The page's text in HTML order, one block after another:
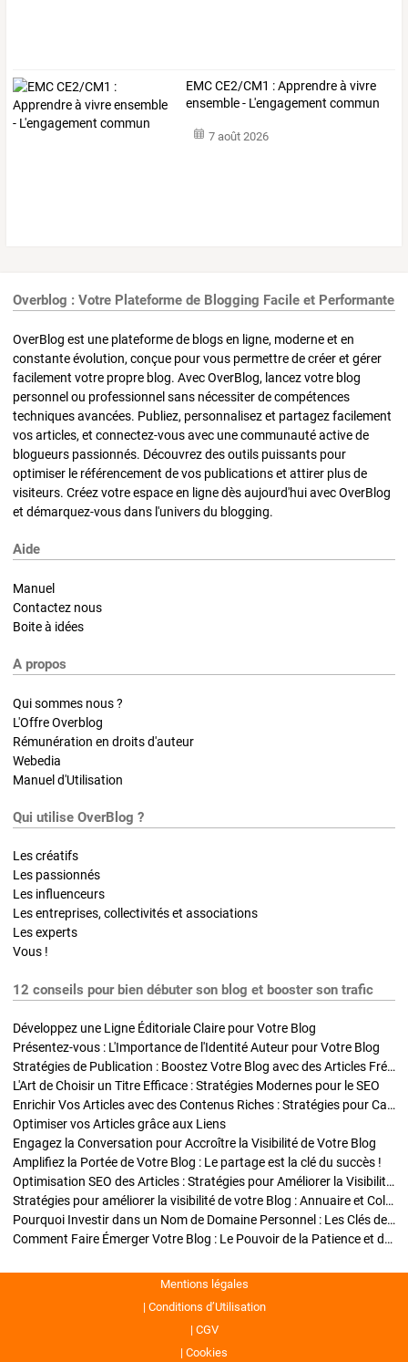
EMC CE2/CM1 : Apprendre à vivre
ensemble - L'engagement commun
7 août 2026
Overblog : Votre Plateforme de Blogging Facile et Performante
OverBlog est une plateforme de blogs en ligne, moderne et en
constante évolution, conçue pour vous permettre de créer et gérer
facilement votre propre blog. Avec OverBlog, lancez votre blog
personnel ou professionnel sans nécessiter de compétences
techniques avancées. Publiez, personnalisez et partagez facilement
vos articles, et connectez-vous avec une communauté active de
blogueurs passionnés. Découvrez des outils puissants pour
optimiser le référencement de vos publications et attirer plus de
visiteurs. Créez votre espace en ligne dès aujourd'hui avec OverBlog
et démarquez-vous dans l'univers du blogging.
Aide
Manuel
Contactez nous
Boite à idées
A propos
Qui sommes nous ?
L'Offre Overblog
Rémunération en droits d'auteur
Webedia
Manuel d'Utilisation
Qui utilise OverBlog ?
Les créatifs
Les passionnés
Les influenceurs
Les entreprises, collectivités et associations
Les experts
Vous !
12 conseils pour bien débuter son blog et booster son trafic
Développez une Ligne Éditoriale Claire pour Votre Blog
Présentez-vous : L'Importance de l'Identité Auteur pour Votre Blog
Stratégies de Publication : Boostez Votre Blog avec des Articles Fréquents et Exclusifs
L'Art de Choisir un Titre Efficace : Stratégies Modernes pour le SEO
Enrichir Vos Articles avec des Contenus Riches : Stratégies pour Captiver et Optimiser
Optimiser vos Articles grâce aux Liens
Engagez la Conversation pour Accroître la Visibilité de Votre Blog
Amplifiez la Portée de Votre Blog : Le partage est la clé du succès !
Optimisation SEO des Articles : Stratégies pour Améliorer la Visibilité de Votre Blog
Stratégies pour améliorer la visibilité de votre Blog : Annuaire et Collaborations
Pourquoi Investir dans un Nom de Domaine Personnel : Les Clés de la Réussite de Votre Blog
Comment Faire Émerger Votre Blog : Le Pouvoir de la Patience et de la Persévérance
Mentions légales
Conditions d’Utilisation
CGV
Cookies